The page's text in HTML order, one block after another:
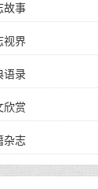
故事
视界
语录
欣赏
杂志